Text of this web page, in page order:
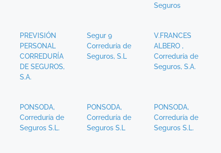
Seguros
PREVISIÓN
PERSONAL
CORREDURÍA
DE SEGUROS,
S.A.
Segur 9
Correduría de
Seguros, S.L
V.FRANCES
ALBERO ,
Correduría de
Seguros, S.A.
PONSODA,
Correduría de
Seguros S.L.
PONSODA,
Correduría de
Seguros S.L
PONSODA,
Correduría de
Seguros S.L.